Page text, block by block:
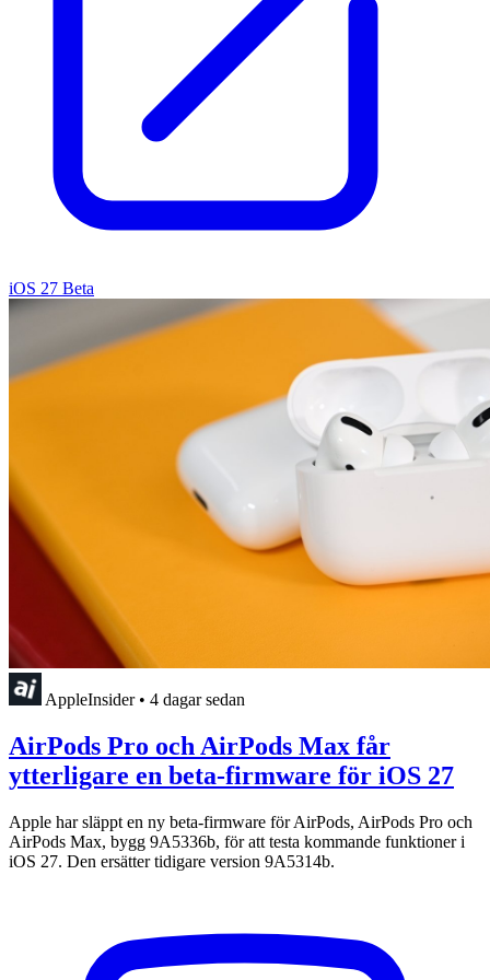
iOS 27 Beta
AppleInsider • 4 dagar sedan
AirPods Pro och AirPods Max får
ytterligare en beta-firmware för iOS 27
Apple har släppt en ny beta-firmware för AirPods, AirPods Pro och
AirPods Max, bygg 9A5336b, för att testa kommande funktioner i
iOS 27. Den ersätter tidigare version 9A5314b.